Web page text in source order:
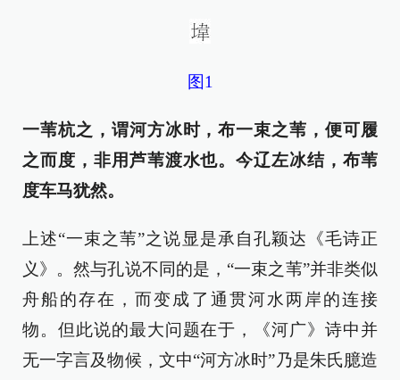
图1
一苇杭之，谓河方冰时，布一束之苇，便可履
之而度，非用芦苇渡水也。今辽左冰结，布苇
度车马犹然。
上述“一束之苇”之说显是承自孔颖达《毛诗正
义》。然与孔说不同的是，“一束之苇”并非类似
舟船的存在，而变成了通贯河水两岸的连接
物。但此说的最大问题在于，《河广》诗中并
无一字言及物候，文中“河方冰时”乃是朱氏臆造